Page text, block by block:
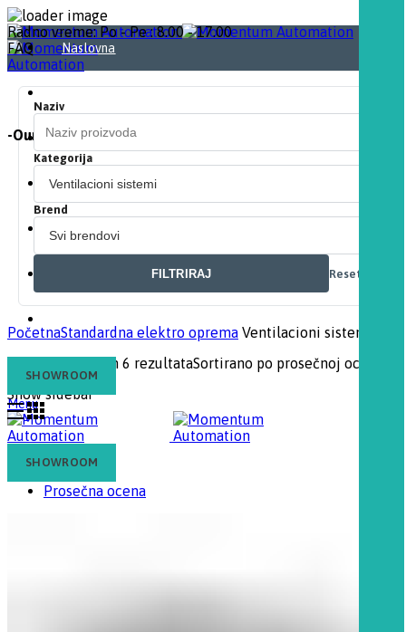
-Our Automation. Your Momentum-
Radno vreme: Po - Pe : 8.00 - 17.00
FAQ
Naslovna
Proizvodi
Download
Partneri
SHOWROOM
Menu
SHOWROOM
Naziv
Kategorija
Brend
FILTRIRAJ Resetuj
PočetnaStandardna elektro oprema Ventilacioni sistemi
Prikazano je svih 6 rezultataSortirano po prosečnoj oceni
Show sidebar
Sort by
Prosečna ocena